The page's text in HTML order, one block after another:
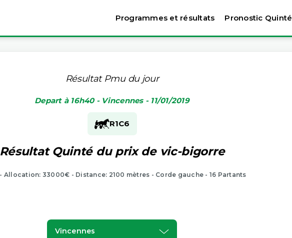
Programmes et résultats Pronostic Quinté
Résultat Pmu du jour
Depart à 16h40 - Vincennes - 11/01/2019
R1C6
Résultat Quinté du prix de vic-bigorre
Allocation: 33000€ - Distance: 2100 mètres - Corde gauche - 16 Partants
Vincennes